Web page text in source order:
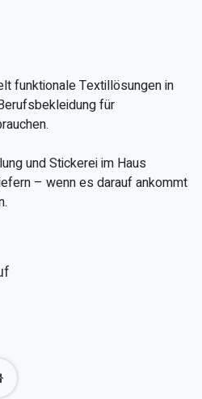
funktionale Textillösungen in
für
und Stickerei im Haus
– wenn es darauf ankommt